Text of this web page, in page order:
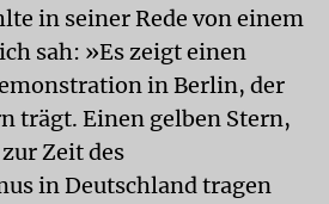
in seiner Rede von einem
sah: »Es zeigt einen
in Berlin, der
trägt. Einen gelben Stern,
Zeit des
in Deutschland tragen